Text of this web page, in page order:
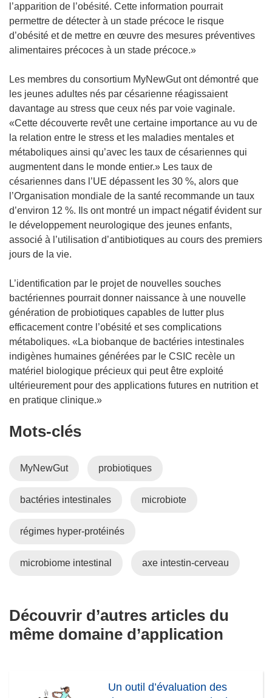
l’apparition de l’obésité. Cette information pourrait
permettre de détecter à un stade précoce le risque
d’obésité et de mettre en œuvre des mesures préventives
alimentaires précoces à un stade précoce.»
Les membres du consortium MyNewGut ont démontré que
les jeunes adultes nés par césarienne réagissaient
davantage au stress que ceux nés par voie vaginale.
«Cette découverte revêt une certaine importance au vu de
la relation entre le stress et les maladies mentales et
métaboliques ainsi qu’avec les taux de césariennes qui
augmentent dans le monde entier.» Les taux de
césariennes dans l’UE dépassent les 30 %, alors que
l’Organisation mondiale de la santé recommande un taux
d’environ 12 %. Ils ont montré un impact négatif évident sur
le développement neurologique des jeunes enfants,
associé à l’utilisation d’antibiotiques au cours des premiers
jours de la vie.
L’identification par le projet de nouvelles souches
bactériennes pourrait donner naissance à une nouvelle
génération de probiotiques capables de lutter plus
efficacement contre l’obésité et ses complications
métaboliques. «La biobanque de bactéries intestinales
indigènes humaines générées par le CSIC recèle un
matériel biologique précieux qui peut être exploité
ultérieurement pour des applications futures en nutrition et
en pratique clinique.»
Mots‑clés
MyNewGut probiotiques
bactéries intestinales microbiote
régimes hyper-protéinés
microbiome intestinal axe intestin-cerveau
Découvrir d’autres articles du
même domaine d’application
Un outil d’évaluation des